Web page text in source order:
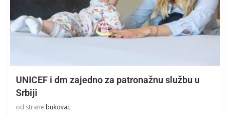
UNICEF i dm zajedno za patronažnu službu u
Srbiji
od strane bukovac